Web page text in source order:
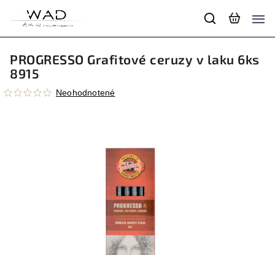
PROGRESSO Grafitové ceruzy v laku 6ks
8915
Neohodnotené